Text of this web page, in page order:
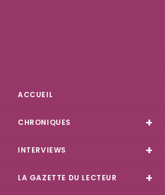
ACCUEIL
CHRONIQUES
INTERVIEWS
LA GAZETTE DU LECTEUR